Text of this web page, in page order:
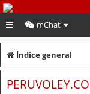
mChat
Índice general